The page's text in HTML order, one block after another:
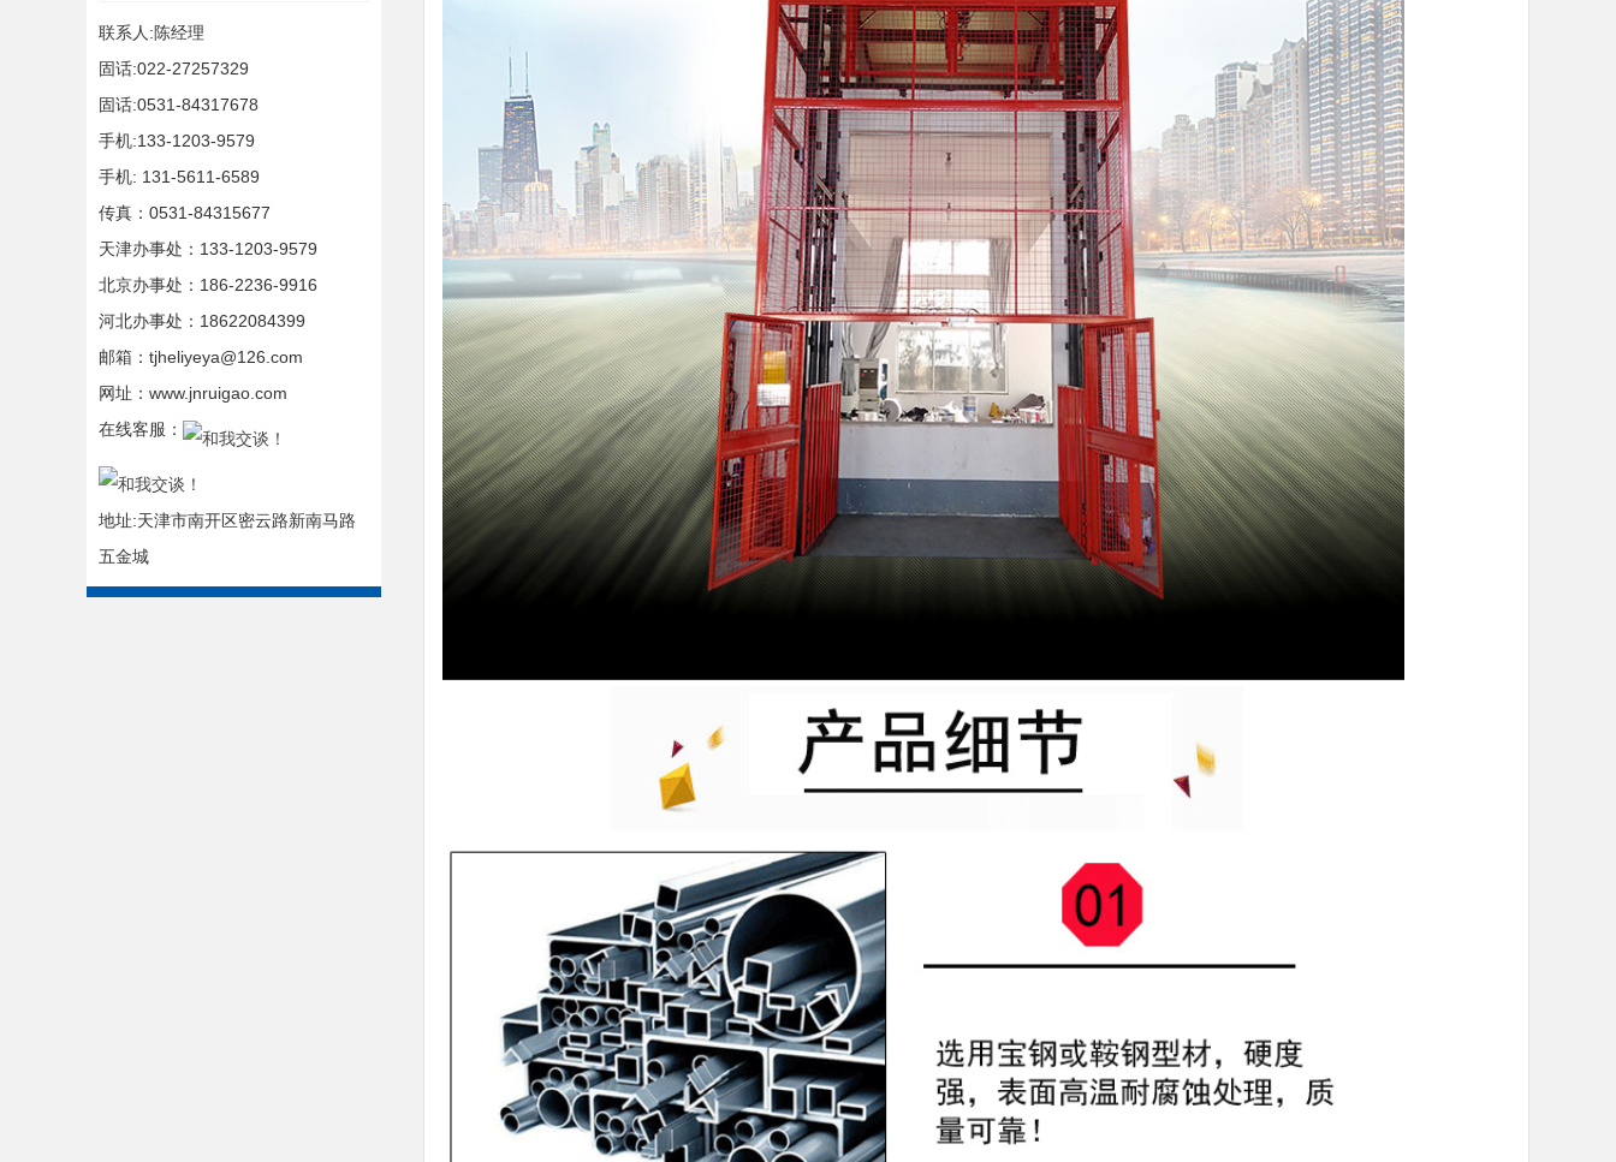
联系人:陈经理
固话:022-27257329
固话:0531-84317678
手机:133-1203-9579
手机: 131-5611-6589
传真：0531-84315677
天津办事处：133-1203-9579
北京办事处：186-2236-9916
河北办事处：18622084399
邮箱：tjheliyeya@126.com
网址：www.jnruigao.com
在线客服：
地址:天津市南开区密云路新南马路
五金城